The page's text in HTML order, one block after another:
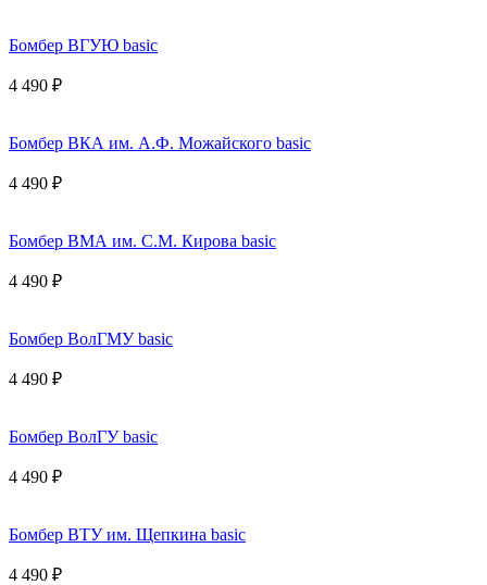
Бомбер ВГУЮ basic
4 490 ₽
Бомбер ВКА им. А.Ф. Можайского basic
4 490 ₽
Бомбер ВМА им. С.М. Кирова basic
4 490 ₽
Бомбер ВолГМУ basic
4 490 ₽
Бомбер ВолГУ basic
4 490 ₽
Бомбер ВТУ им. Щепкина basic
4 490 ₽